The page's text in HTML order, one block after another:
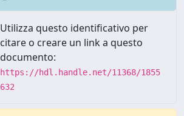
Utilizza questo identificativo per
citare o creare un link a questo
documento:
https://hdl.handle.net/11368/1855
632